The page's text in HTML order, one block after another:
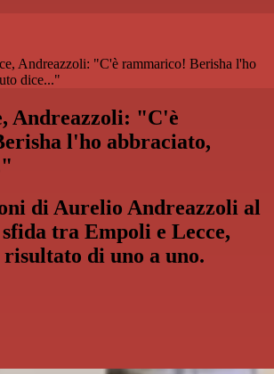
Andreazzoli: "C'è rammarico! Berisha l'ho
dice..."
Andreazzoli: "C'è
l'ho abbraciato,
di Aurelio Andreazzoli al
tra Empoli e Lecce,
risultato di uno a uno.